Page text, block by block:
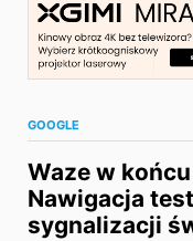
GOOGLE
Waze w
Nawigacja
sygnalizacji